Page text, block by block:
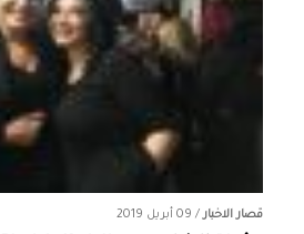
قصار الاخبار/ 09 أبريل 2019